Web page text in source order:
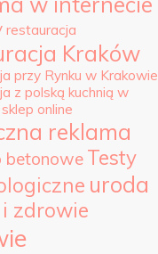
restauracja
Kraków
przy Rynku w Krakowie
z polską kuchnią w
sklep online
reklama
betonowe Testy
uroda
zdrowie